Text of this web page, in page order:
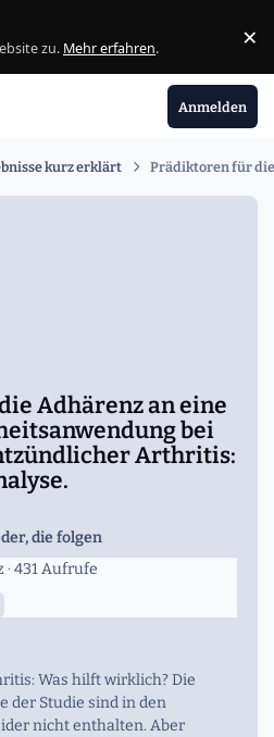
zu. Mehr erfahren. ×
Anmelden
kurz erklärt Prädiktoren für
Adhärenz an eine
bei
Arthritis:
die folgen
· 431 Aufrufe
Was hilft wirklich? Die
der Studie sind in den
nicht enthalten. Aber